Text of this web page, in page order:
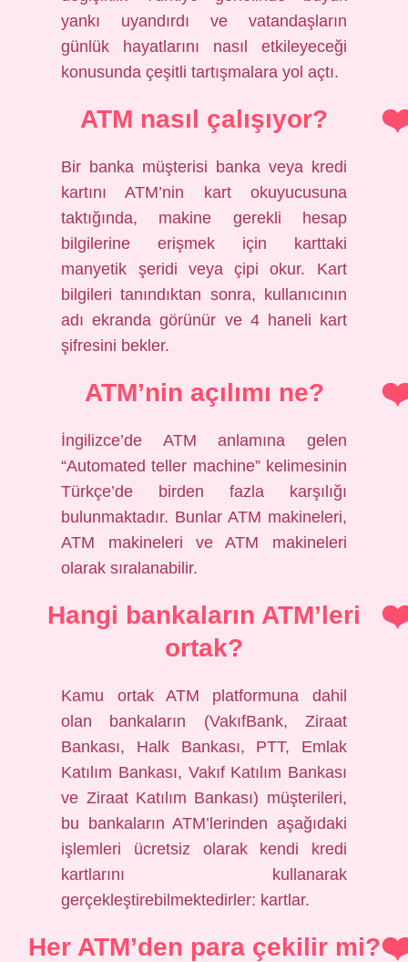
yankı uyandırdı ve vatandaşların
günlük hayatlarını nasıl etkileyeceği
konusunda çeşitli tartışmalara yol açtı.
ATM nasıl çalışıyor?
Bir banka müşterisi banka veya kredi
kartını ATM’nin kart okuyucusuna
taktığında, makine gerekli hesap
bilgilerine erişmek için karttaki
manyetik şeridi veya çipi okur. Kart
bilgileri tanındıktan sonra, kullanıcının
adı ekranda görünür ve 4 haneli kart
şifresini bekler.
ATM’nin açılımı ne?
İngilizce’de ATM anlamına gelen
“Automated teller machine” kelimesinin
Türkçe’de birden fazla karşılığı
bulunmaktadır. Bunlar ATM makineleri,
ATM makineleri ve ATM makineleri
olarak sıralanabilir.
Hangi bankaların ATM’leri
ortak?
Kamu ortak ATM platformuna dahil
olan bankaların (VakıfBank, Ziraat
Bankası, Halk Bankası, PTT, Emlak
Katılım Bankası, Vakıf Katılım Bankası
ve Ziraat Katılım Bankası) müşterileri,
bu bankaların ATM’lerinden aşağıdaki
işlemleri ücretsiz olarak kendi kredi
kartlarını kullanarak
gerçekleştirebilmektedirler: kartlar.
Her ATM’den para çekilir mi?